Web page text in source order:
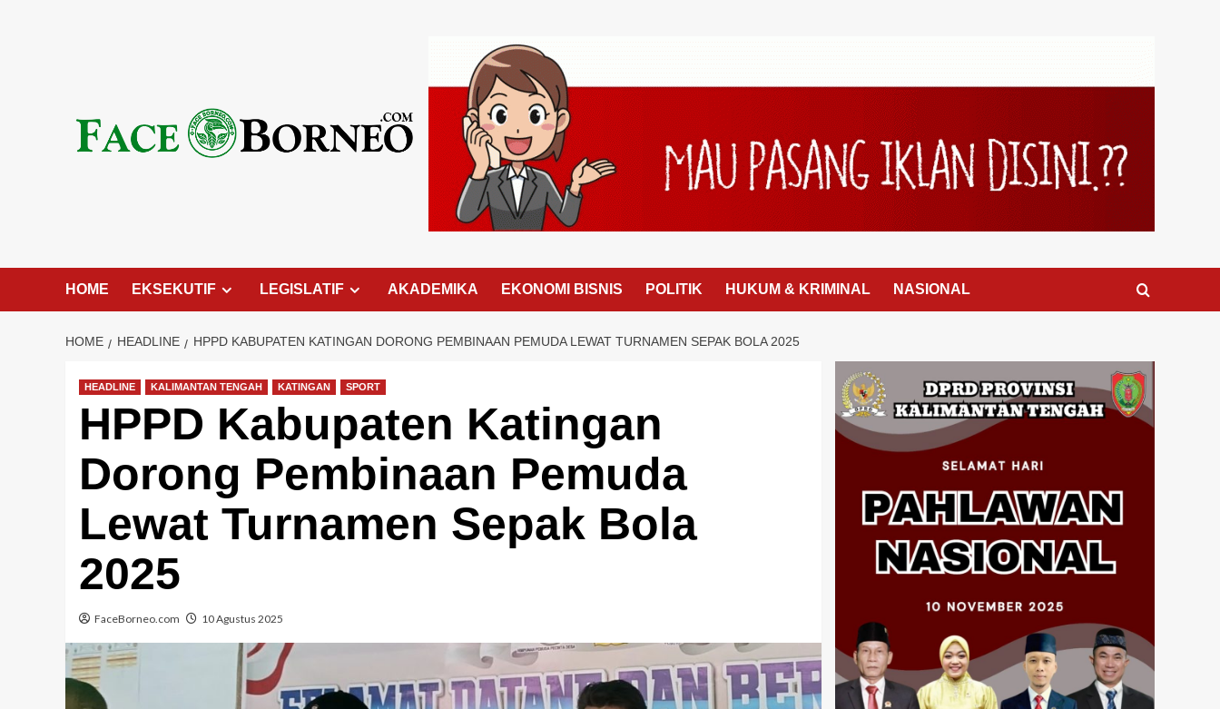
HOME EKSEKUTIF LEGISLATIF AKADEMIKA EKONOMI BISNIS POLITIK HUKUM & KRIMINAL NASIONAL
HOME HEADLINE HPPD KABUPATEN KATINGAN DORONG PEMBINAAN PEMUDA LEWAT TURNAMEN SEPAK BOLA 2025
HEADLINE KALIMANTAN TENGAH KATINGAN SPORT
HPPD Kabupaten Katingan
Dorong Pembinaan Pemuda
Lewat Turnamen Sepak Bola
2025
FaceBorneo.com 10 Agustus 2025